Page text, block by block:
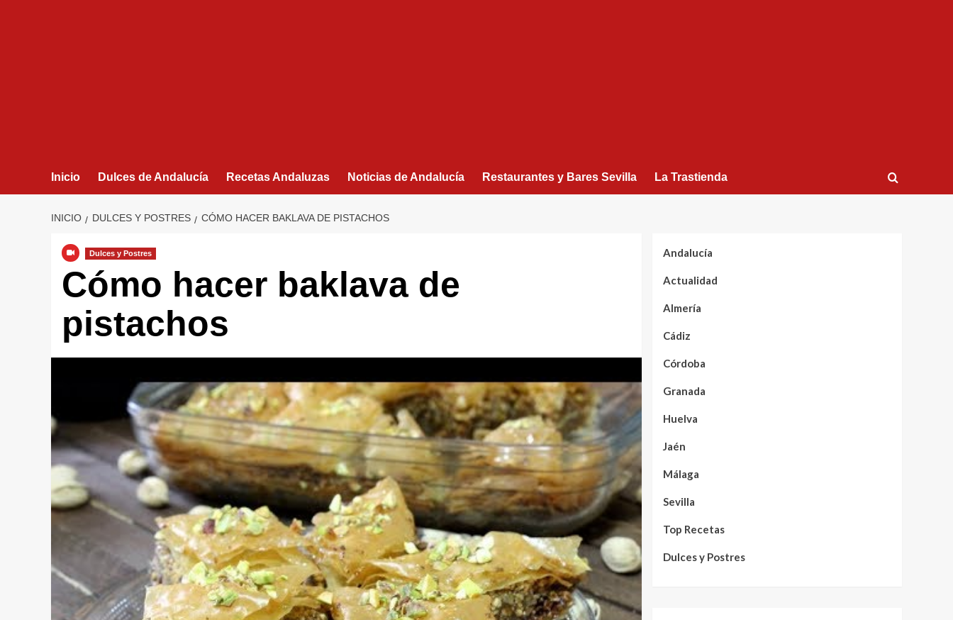
Inicio Dulces de Andalucía Recetas Andaluzas Noticias de Andalucía Restaurantes y Bares Sevilla La Trastienda
INICIO DULCES Y POSTRES CÓMO HACER BAKLAVA DE PISTACHOS
Dulces y Postres
Cómo hacer baklava de
pistachos
Andalucía
Actualidad
Almería
Cádiz
Córdoba
Granada
Huelva
Jaén
Málaga
Sevilla
Top Recetas
Dulces y Postres